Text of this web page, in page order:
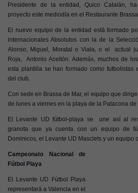
Presidente de la entidad, Quico Catalán,
proyecto este mediodía en el Restaurante
El nuevo equipo de la entidad está formado
internacionales Absolutos con la de la
Alonso, Miguel, Moratal o Viala, o el actual
Roja, Antonio Aceitón. Además, muchos de
esta plantilla se han formado como futbolistas
del club.
Con sede en Brassa de Mar, el equipo que
de lunes a viernes en la playa de la Patacona de
El Levante UD fútbol-playa se une así al
granota que ya cuenta con un equipo de
Dominicos, el Levante UD Masclets y un equipo
Campeonato Nacional de
Fútbol Playa
El Levante UD Fútbol Playa
representará a Valencia en el